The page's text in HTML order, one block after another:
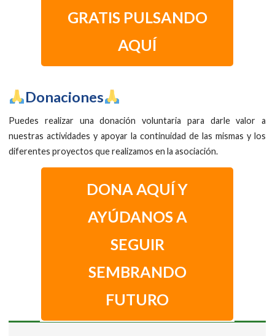
GRATIS PULSANDO
AQUÍ
​Donaciones
Puedes realizar una donación voluntaria para darle valor a
nuestras actividades y apoyar la continuidad de las mismas y los
diferentes proyectos que realizamos en la asociación.
DONA AQUÍ Y
AYÚDANOS A
SEGUIR
SEMBRANDO
FUTURO